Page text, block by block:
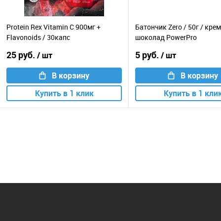
Protein Rex Vitamin C 900мг +
Flavonoids / 30капс
25 руб. / шт
В корзину
Купить в 1 клик
Батончик Zero / 50г / крем
шоколад PowerPro
5 руб. / шт
В корзину
Купить в 1